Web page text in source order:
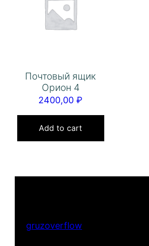
Почтовый ящик
Орион 4
2400,00₽
Add to cart
gruzoverflow